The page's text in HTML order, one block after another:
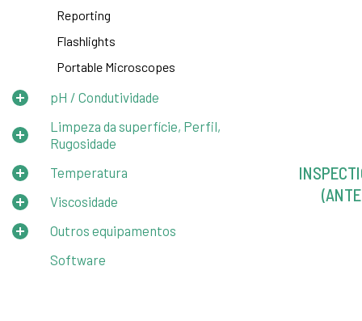
Reporting
Flashlights
Portable Microscopes
pH / Condutividade
Limpeza da superfície, Perfil,
Rugosidade
Temperatura
Viscosidade
Outros equipamentos
Software